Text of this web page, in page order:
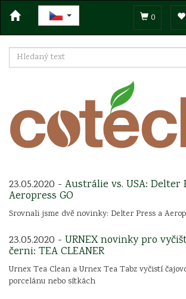
0
23.05.2020 - Austrálie vs. USA: Delter
Aeropress GO
Srovnali jsme dvě novinky: Delter Press a
23.05.2020 - URNEX novinky pro
černi: TEA CLEANER
Urnex Tea Clean a Urnex Tea Tabz vyčistí
porcelánu nebo sítkách